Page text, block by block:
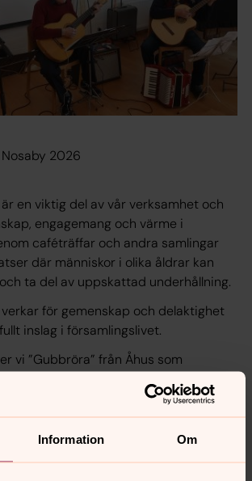
Information Om
2026
en viktig del av vår verksamhet och
engagemang och värme i
caféträffar och andra samlingar
där människor i olika åldrar kan
ta del av uppskattad underhållning.
för gemenskap och delaktighet
inslag i församlingslivet.
vi ”Gubbröra” från Åhus som